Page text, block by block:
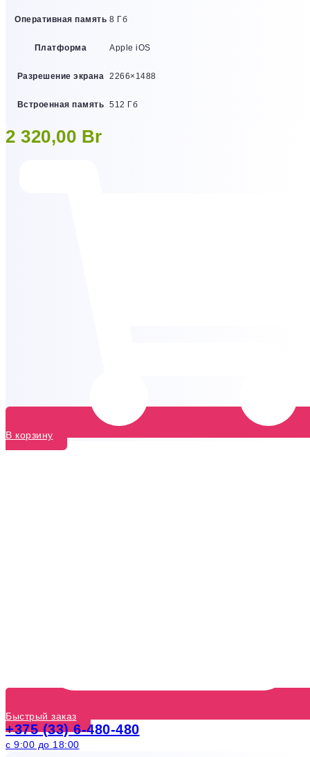
Оперативная память 8 Гб
Платформа Apple iOS
Разрешение экрана 2266×1488
Встроенная память 512 Гб
2 320,00 Br
В корзину
Быстрый заказ
+375 (33) 6-480-480
с 9:00 до 18:00